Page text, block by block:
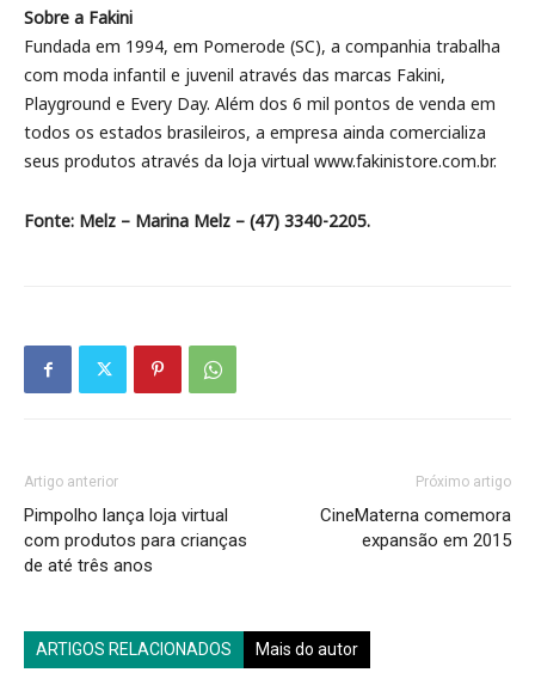
Sobre a Fakini
Fundada em 1994, em Pomerode (SC), a companhia trabalha
com moda infantil e juvenil através das marcas Fakini,
Playground e Every Day. Além dos 6 mil pontos de venda em
todos os estados brasileiros, a empresa ainda comercializa
seus produtos através da loja virtual www.fakinistore.com.br.
Fonte: Melz – Marina Melz – (47) 3340-2205.
Artigo anterior
Pimpolho lança loja virtual
com produtos para crianças
de até três anos
Próximo artigo
CineMaterna comemora
expansão em 2015
ARTIGOS RELACIONADOS Mais do autor